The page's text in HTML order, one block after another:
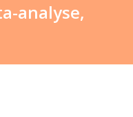
analyse,